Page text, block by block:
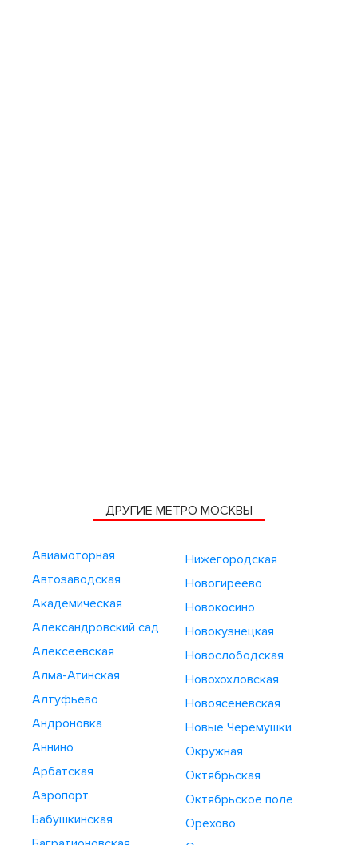
ДРУГИЕ МЕТРО МОСКВЫ
Авиамоторная
Автозаводская
Академическая
Александровский сад
Алексеевская
Алма-Атинская
Алтуфьево
Андроновка
Аннино
Арбатская
Аэропорт
Бабушкинская
Нижегородская
Новогиреево
Новокосино
Новокузнецкая
Новослободская
Новохохловская
Новоясеневская
Новые Черемушки
Окружная
Октябрьская
Октябрьское поле
Орехово